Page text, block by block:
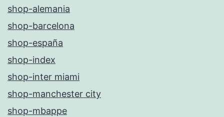
shop-alemania
shop-barcelona
shop-españa
shop-index
shop-inter miami
shop-manchester city
shop-mbappe